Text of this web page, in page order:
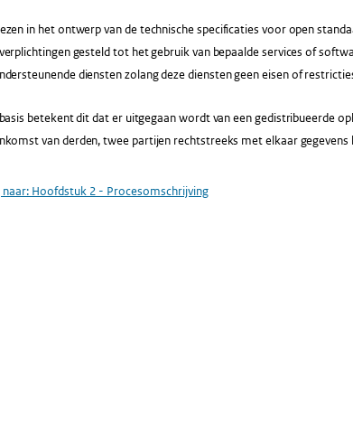
in het ontwerp van de technische specificaties voor open
gesteld tot het gebruik van bepaalde services of
diensten zolang deze diensten geen eisen of
betekent dit dat er uitgegaan wordt van een gedistribueerde
van derden, twee partijen rechtstreeks met elkaar gegevens
naar: Hoofdstuk 2 - Procesomschrijving